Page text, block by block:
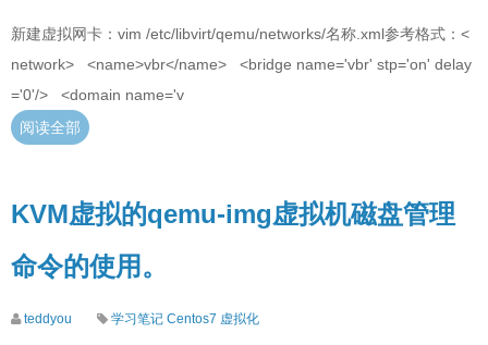
新建虚拟网卡：vim /etc/libvirt/qemu/networks/名称.xml参考格式：<
network> <name>vbr</name> <bridge name='vbr' stp='on' delay
='0'/> <domain name='v
阅读全部
KVM虚拟的qemu-img虚拟机磁盘管理
命令的使用。
teddyou 学习笔记 Centos7 虚拟化